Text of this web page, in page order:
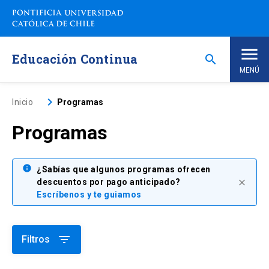
Saltar
contenido
Educación Continua search
MENÚ
Inicio
Nosotros
Programas de Estudio
Programas Corporativos
Noticias
Inicio keyboard_arrow_right Programas
Programas
info
¿Sabías que algunos programas ofrecen
descuentos por pago anticipado?
Escríbenos y te guiamos
close
Filtros filter_list